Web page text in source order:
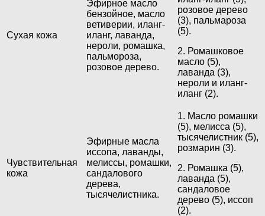
Сухая кожа
Эфирное масло
бензойное, масло
ветиверии, иланг-
иланг, лаванда,
нероли, ромашка,
пальмороза,
розовое дерево.
розовое дерево
(3), пальмароза
(5).
2. Ромашковое
масло (5),
лаванда (3),
нероли и иланг-
иланг (2).
Чувствительная
кожа
Эфирные масла
иссопа, лаванды,
мелиссы, ромашки,
сандалового
дерева,
тысячелистника.
1. Масло ромашки
(5), мелисса (5),
тысячелистник (5),
розмарин (3).
2. Ромашка (5),
лаванда (5),
сандаловое
дерево (5), иссоп
(2).